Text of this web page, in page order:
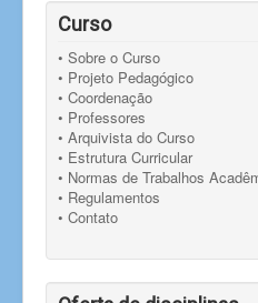
Você está aqui:
Curso de Arquivologia
Carlos Blaya Perez da UFSM
Curso
• Sobre o Curso
• Projeto Pedagógico
• Coordenação
• Professores
• Arquivista do Curso
• Estrutura Curricular
• Normas de Trabalhos
• Regulamentos
• Contato